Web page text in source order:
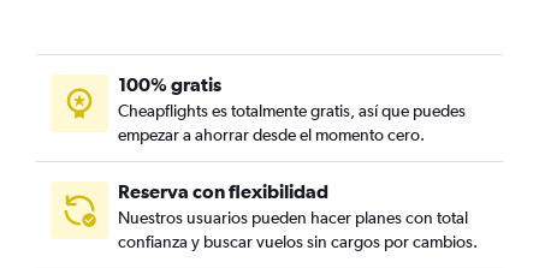
100% gratis
Cheapflights es totalmente gratis, así que puedes
empezar a ahorrar desde el momento cero.
Reserva con flexibilidad
Nuestros usuarios pueden hacer planes con total
confianza y buscar vuelos sin cargos por cambios.